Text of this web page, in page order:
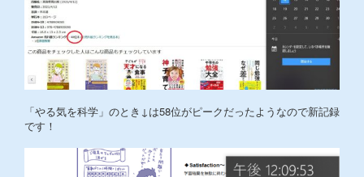
「やる気を科学」のとき↓は58位がピークだったようなので新記録
です！